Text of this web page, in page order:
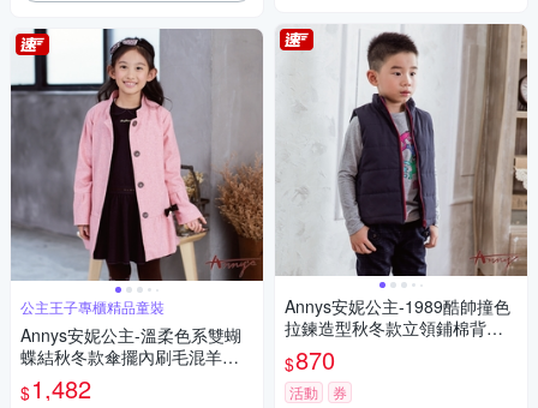
公主王子專櫃精品童裝
Annys安妮公主-溫柔色系雙蝴
蝶結秋冬款傘擺內刷毛混羊毛
大衣*9670粉紅
$1,482
Annys安妮公主-1989酷帥撞色
拉鍊造型秋冬款立領鋪棉背心*
0477藍色
$870
活動 券